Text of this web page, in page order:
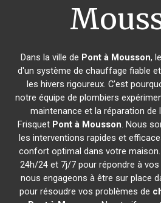
Dans la ville de Pont à Mousson,
d'un système de chauffage fiable
les hivers rigoureux. C'est
notre équipe de plombiers
maintenance et la réparation de
Frisquet Pont à Mousson. Nous
les interventions rapides et
confort optimal dans votre
24h/24 et 7j/7 pour répondre à
nous engageons à être sur place
pour résoudre vos problèmes de